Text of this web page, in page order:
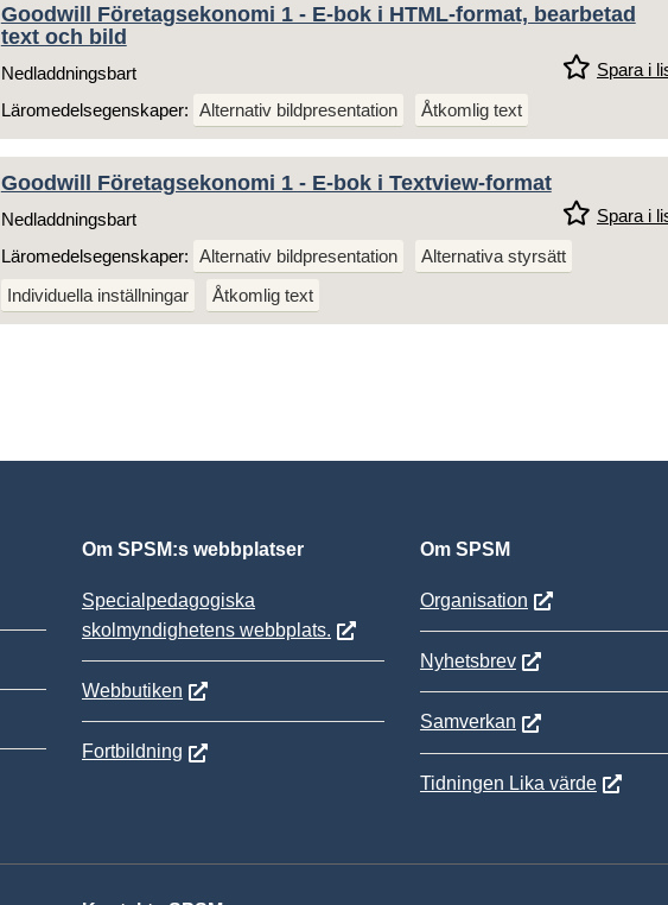
Goodwill Företagsekonomi 1 - E-bok i HTML-format, bearbetad
text och bild
Spara i
Nedladdningsbart
Läromedelsegenskaper: Alternativ bildpresentation Åtkomlig text
Goodwill Företagsekonomi 1 - E-bok i Textview-format
Spara i
Nedladdningsbart
Läromedelsegenskaper: Alternativ bildpresentation
Alternativa styrsätt
Individuella inställningar
Åtkomlig text
Om SPSM:s webbplatser
Specialpedagogiska
skolmyndighetens webbplats.
Webbutiken
Fortbildning
Om SPSM
Organisation
Nyhetsbrev
Samverkan
Tidningen Lika värde